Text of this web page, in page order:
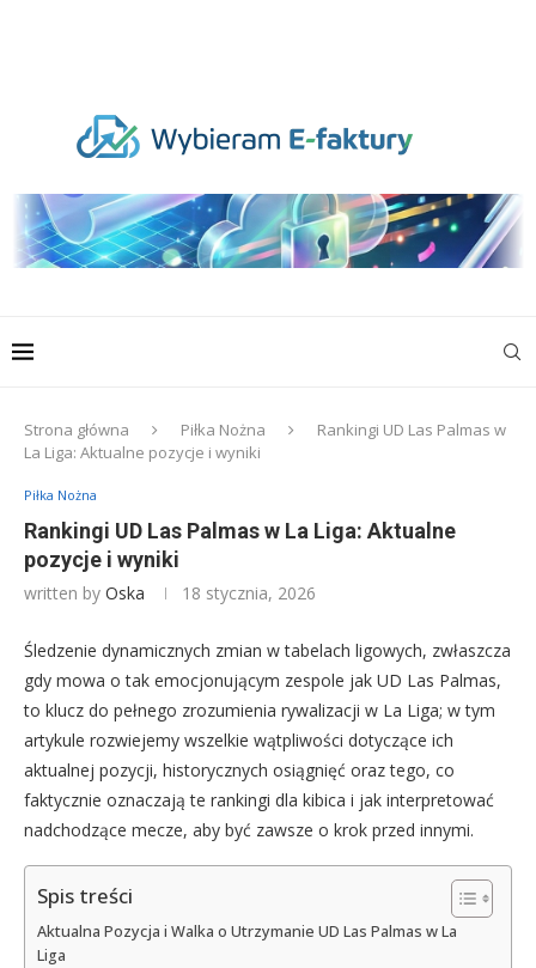
Strona główna Piłka Nożna
Rankingi UD Las Palmas w
La Liga: Aktualne pozycje i wyniki
Piłka Nożna
Rankingi UD Las Palmas w La Liga: Aktualne
pozycje i wyniki
written by Oska 18 stycznia, 2026
Śledzenie dynamicznych zmian w tabelach ligowych, zwłaszcza
gdy mowa o tak emocjonującym zespole jak UD Las Palmas,
to klucz do pełnego zrozumienia rywalizacji w La Liga; w tym
artykule rozwiejemy wszelkie wątpliwości dotyczące ich
aktualnej pozycji, historycznych osiągnięć oraz tego, co
faktycznie oznaczają te rankingi dla kibica i jak interpretować
nadchodzące mecze, aby być zawsze o krok przed innymi.
Spis treści
Aktualna Pozycja i Walka o Utrzymanie UD Las Palmas w La
Liga